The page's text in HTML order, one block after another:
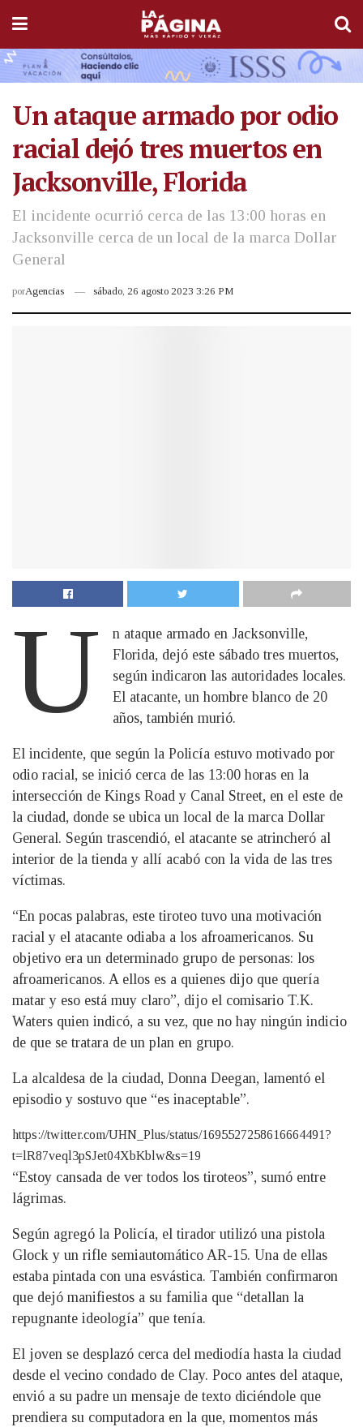
Un ataque armado por odio
racial dejó tres muertos en
Jacksonville, Florida
El incidente ocurrió cerca de las 13:00 horas en
Jacksonville cerca de un local de la marca Dollar
General
porAgencias sábado, 26 agosto 2023 3:26 PM
U
n ataque armado en Jacksonville,
Florida, dejó este sábado tres muertos,
según indicaron las autoridades locales.
El atacante, un hombre blanco de 20
años, también murió.
El incidente, que según la Policía estuvo motivado por
odio racial, se inició cerca de las 13:00 horas en la
intersección de Kings Road y Canal Street, en el este de
la ciudad, donde se ubica un local de la marca Dollar
General. Según trascendió, el atacante se atrincheró al
interior de la tienda y allí acabó con la vida de las tres
víctimas.
“En pocas palabras, este tiroteo tuvo una motivación
racial y el atacante odiaba a los afroamericanos. Su
objetivo era un determinado grupo de personas: los
afroamericanos. A ellos es a quienes dijo que quería
matar y eso está muy claro”, dijo el comisario T.K.
Waters quien indicó, a su vez, que no hay ningún indicio
de que se tratara de un plan en grupo.
La alcaldesa de la ciudad, Donna Deegan, lamentó el
episodio y sostuvo que “es inaceptable”.
https://twitter.com/UHN_Plus/status/1695527258616664491?
t=lR87veql3pSJet04XbKblw&s=19
“Estoy cansada de ver todos los tiroteos”, sumó entre
lágrimas.
Según agregó la Policía, el tirador utilizó una pistola
Glock y un rifle semiautomático AR-15. Una de ellas
estaba pintada con una esvástica. También confirmaron
que dejó manifiestos a su familia que “detallan la
repugnante ideología” que tenía.
El joven se desplazó cerca del mediodía hasta la ciudad
desde el vecino condado de Clay. Poco antes del ataque,
envió a su padre un mensaje de texto diciéndole que
prendiera su computadora en la que, momentos más